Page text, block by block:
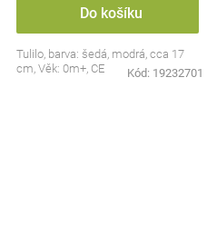
Do košíku
Tulilo, barva: šedá, modrá, cca 17
cm, Věk: 0m+, CE
Kód: 19232701